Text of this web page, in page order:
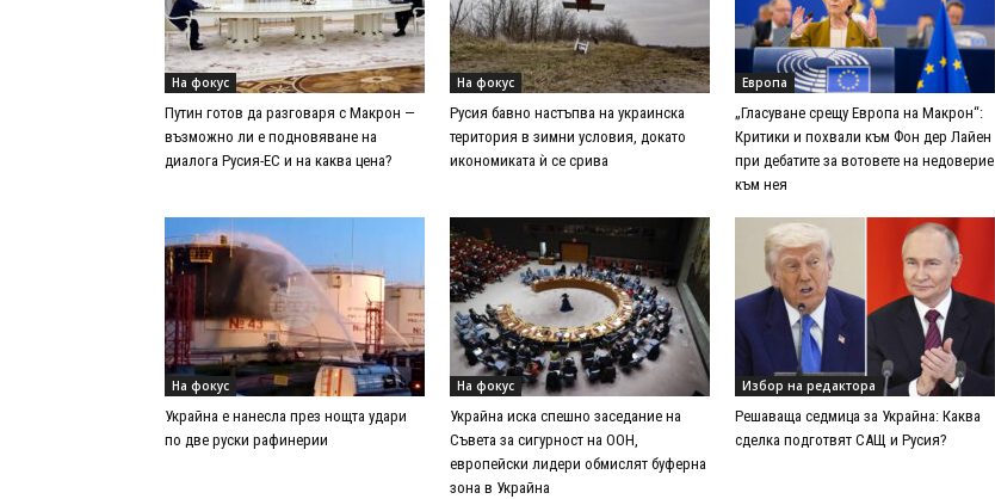
На фокус
Путин готов да разговаря с Макрон —
възможно ли е подновяване на
диалога Русия-ЕС и на каква цена?
На фокус
Русия бавно настъпва на украинска
територия в зимни условия, докато
икономиката ѝ се срива
Европа
„Гласуване срещу Европа на Макрон“:
Критики и похвали към Фон дер Лайен
при дебатите за вотовете на недоверие
към нея
На фокус
Украйна е нанесла през нощта удари
по две руски рафинерии
На фокус
Украйна иска спешно заседание на
Съвета за сигурност на ООН,
европейски лидери обмислят буферна
зона в Украйна
Избор на редактора
Решаваща седмица за Украйна: Каква
сделка подготвят САЩ и Русия?